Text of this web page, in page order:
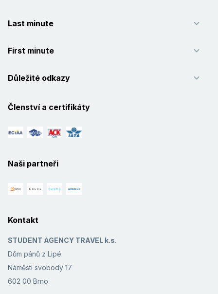
Last minute
First minute
Důležité odkazy
Členství a certifikáty
Naši partneři
Kontakt
STUDENT AGENCY TRAVEL k.s.
Dům pánů z Lipé
Náměstí svobody 17
602 00 Brno